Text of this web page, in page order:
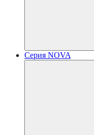
Серия NOVA